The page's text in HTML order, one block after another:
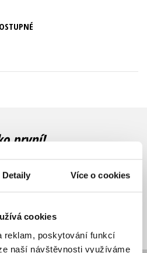
Detaily Více o cookies
cookies
reklam, poskytování funkcí
naší návštěvnosti využíváme
tituly
první!
vychází, na jaké zboží je výhodná
k odběru našich e-
zpracováním osobních údajů
Přihlásit se